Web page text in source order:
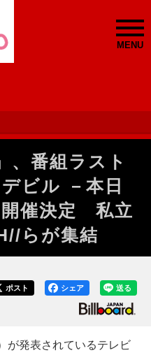
MENU
、番組ラスト
ビル －本日
開催決定 私立
らが集結
送る
シェア
ポスト
が発表されているテレビ